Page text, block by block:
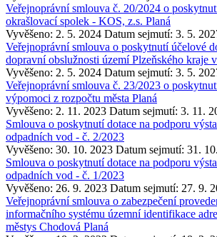
Veřejnoprávní smlouva č. 20/2024 o
okrašlovací spolek - KOS, z.s. Planá
Vyvěšeno: 2. 5. 2024 Datum sejmutí: 3. 5.
Veřejnoprávní smlouva o poskytnutí účelové
dopravní obslužnosti území Plzeňského kraje
Vyvěšeno: 2. 5. 2024 Datum sejmutí: 3. 5.
Veřejnoprávní smlouva č. 23/2023 o
výpomoci z rozpočtu města Planá
Vyvěšeno: 2. 11. 2023 Datum sejmutí: 3. 11.
Smlouva o poskytnutí dotace na podporu
odpadních vod - č. 2/2023
Vyvěšeno: 30. 10. 2023 Datum sejmutí: 31.
Smlouva o poskytnutí dotace na podporu
odpadních vod - č. 1/2023
Vyvěšeno: 26. 9. 2023 Datum sejmutí: 27. 9.
Veřejnoprávní smlouva o zabezpečení
informačního systému územní identifikace
městys Chodová Planá